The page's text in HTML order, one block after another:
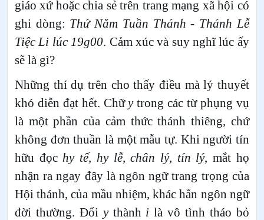
giáo xứ hoặc chia sẻ trên trang mạng xã hội có
ghi dòng: Thứ Năm Tuần Thánh - Thánh Lễ
Tiệc Li lúc 19g00. Cảm xúc và suy nghĩ lúc ấy
sẽ là gì?
Những thí dụ trên cho thấy điều mà lý thuyết
khó diễn đạt hết. Chữytrong các từ phụng vụ
là một phần của cảm thức thánh thiêng, chứ
không đơn thuần là một mẫu tự. Khi người tín
hữu đọc hy tế, hy lễ, chân lý, tín lý, mắt họ
nhận ra ngay đây là ngôn ngữ trang trọng của
Hội thánh, của mầu nhiệm, khác hẳn ngôn ngữ
đời thường. Đổi ythành i là vô tình tháo bỏ